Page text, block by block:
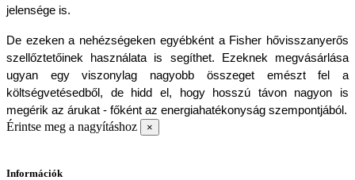
jelensége is.
De ezeken a nehézségeken egyébként a Fisher hővisszanyerős
szellőztetőinek használata is segíthet. Ezeknek megvásárlása
ugyan egy viszonylag nagyobb összeget emészt fel a
költségvetésedből, de hidd el, hogy hosszú távon nagyon is
megérik az árukat - főként az energiahatékonyság szempontjából.
Érintse meg a nagyításhoz ×
Információk